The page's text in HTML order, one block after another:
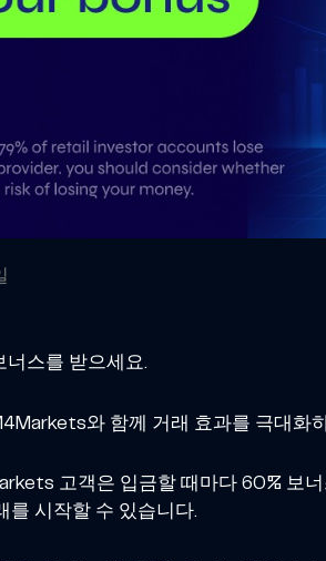
스를 받으세요.
와 함께 거래 효과를 극대화
고객은 입금할 때마다 60% 보
를 시작할 수 있습니다.